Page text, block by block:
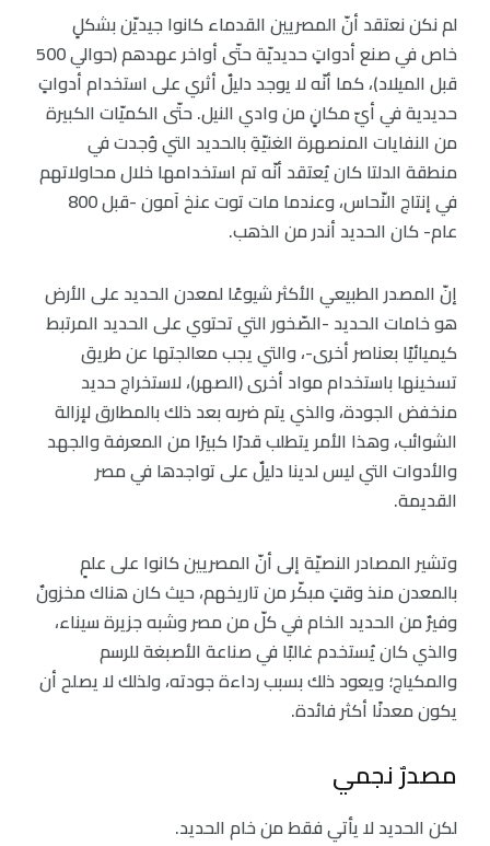
لم نكن نعتقد أنّ المصريين القدماء كانوا جيديّن بشكلٍ
خاص في صنع أدواتٍ حديديّة حتّى أواخر عهدهم (حوالي 500
قبل الميلاد)، كما أنّه لا يوجد دليلٌ أثري على استخدام أدواتٍ
حديدية في أيّ مكانٍ من وادي النيل. حتّى الكميّات الكبيرة
من النفايات المنصهرة الغنيّةِ بالحديد التي وُجدت في
منطقة الدلتا كان يُعتقد أنّه تم استخدامها خلال محاولاتهم
في إنتاج النّحاس، وعندما مات توت عنخ آمون -قبل 800
عام- كان الحديد أندر من الذهب.
إنّ المصدر الطبيعي الأكثر شيوعًا لمعدن الحديد على الأرض
هو خامات الحديد -الصّخور التي تحتوي على الحديد المرتبط
كيميائيًا بعناصر أخرى-، والتي يجب معالجتها عن طريق
تسخينها باستخدام مواد أخرى (الصهر)، لاستخراج حديد
منخفض الجودة، والذي يتم ضربه بعد ذلك بالمطارق لإزالة
الشوائب، وهذا الأمر يتطلب قدرًا كبيرًا من المعرفة والجهد
والأدوات التي ليس لدينا دليلٌ على تواجدها في مصر
القديمة.
وتشير المصادر النصيّة إلى أنّ المصريين كانوا على علمٍ
بالمعدن منذ وقتٍ مبكّر من تاريخهم، حيث كان هناك مخزونٌ
وفيرٌ من الحديد الخام في كلّ من مصر وشبه جزيرة سيناء،
والذي كان يُستخدم غالبًا في صناعة الأصبغة للرسم
والمكياج؛ ويعود ذلك بسبب رداءة جودته، ولذلك لا يصلح أن
يكون معدنًا أكثر فائدة.
مصدرٌ نجمي
لكن الحديد لا يأتي فقط من خام الحديد.